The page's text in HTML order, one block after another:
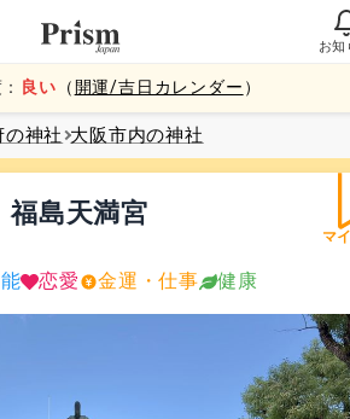
お知
良い （ 開運/吉日カレンダー ）
の神社 大阪市内の神社
マ
福島天満宮
恋愛 金運・仕事 健康